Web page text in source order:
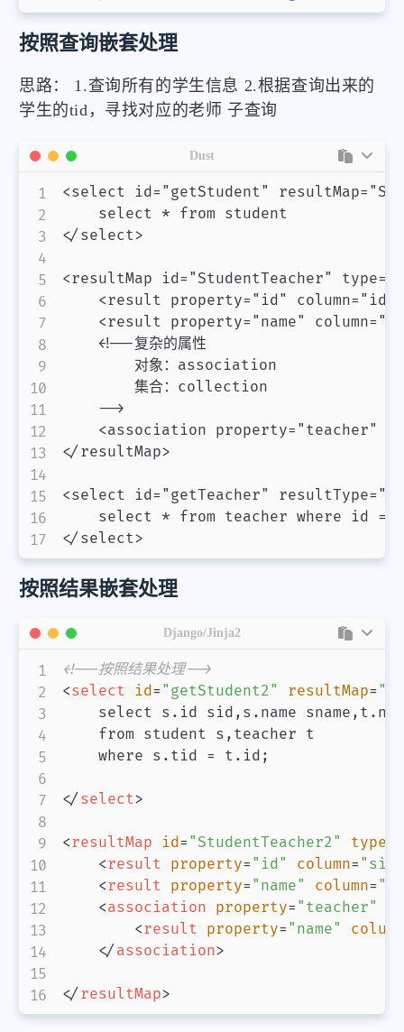
微信 支付宝
按照查询嵌套处理
思路： 1.查询所有的学生信息 2.根据查询出来的
学生的tid，寻找对应的老师 子查询
<select id="getStudent"
    select * from student
</select>
<resultMap id="StudentTeacher"
<result property="id"
<result property="name"
    <!--复杂的属性
        对象：association
        集合：collection
    -->
<association property="teacher"
</resultMap>
<select id="getTeacher"
select * from teacher where id =
Dust
按照结果嵌套处理
<!--按照结果处理-->
<select id= " getStudent2 " resultMap= "
select s.id sid,s.name
    from student s,teacher t
    where s.tid = t.id;
</ select>
<resultMap id= " StudentTeacher2 " type
<result property= " id" column= " sid
<result property= " name" column= "
<association property= " teacher"
<result property= " name"
column
</ association>
</ resultMap>
Django/Jinja2